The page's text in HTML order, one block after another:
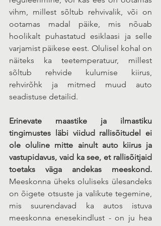
vihm, millest sõltub rehvivalik, või on
ootamas madal päike, mis nõuab
hoolikalt puhastatud esiklaasi ja selle
varjamist päikese eest. Olulisel kohal on
näiteks ka teetemperatuur, millest
sõltub rehvide kulumise kiirus,
rehvirõhk ja mitmed muud auto
seadistuse detailid.
Erinevate maastike ja ilmastiku
tingimustes läbi viidud rallisõitudel ei
ole oluline mitte ainult auto kiirus ja
vastupidavus, vaid ka see, et rallisõitjaid
Meeskonna üheks oluliseks ülesandeks
on õigete otsuste ja valikute tegemine,
mis suurendavad ka autos istuva
meeskonna enesekindlust - on ju hea